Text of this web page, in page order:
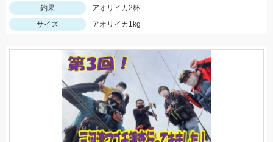
釣果
アオリイカ2杯
サイズ
アオリイカ1kg